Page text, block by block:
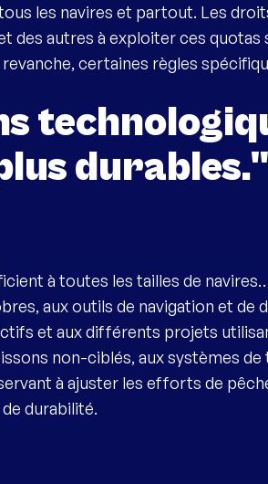
les navires et partout. Les
des autres à exploiter ces
certaines règles
durables."
à toutes les tailles de
aux outils de navigation et
et aux différents projets
non-ciblés, aux systèmes
à ajuster les efforts de
durabilité.